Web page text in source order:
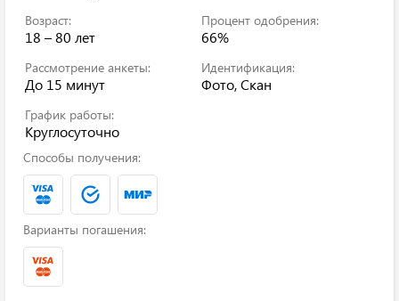
Возраст:
18 – 80 лет
Процент одобрения:
66%
Рассмотрение анкеты:
До 15 минут
Идентификация:
Фото, Скан
График работы:
Круглосуточно
Способы получения:
Варианты погашения: